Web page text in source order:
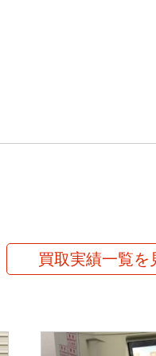
買取実績一覧を